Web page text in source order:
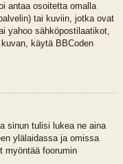
antaa osoitetta omalla
tai kuviin, jotka ovat
yahoo sähköpostilaatikot,
käytä BBCoden
sinun tulisi lukea ne aina
ylälaidassa ja omissa
myöntää foorumin